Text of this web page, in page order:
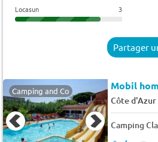
Locasun 3
Partager
Camping and Co
Côte d'Azur
Camping